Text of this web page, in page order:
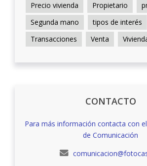
Precio vivienda
Propietario
Segunda mano
tipos de interés
Transacciones
Venta
CONTACTO
Para más información contacta con
de Comunicación